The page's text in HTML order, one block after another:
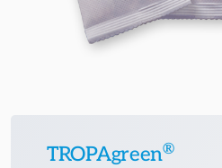
TROPAgreen®